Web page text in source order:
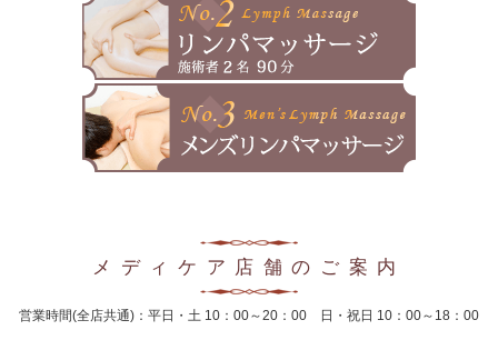
2025年1月
2024年12月
2024年11月
2024年10月
2024年7月
2024年6月
メディケア店舗のご案内
営業時間(全店共通)：平日・土 10：00～20：00 日・祝日 10：00～18：00